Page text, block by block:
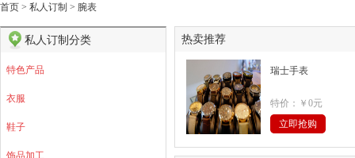
首页 > 私人订制 > 腕表
私人订制分类
特色产品
衣服
鞋子
饰品加工
热卖推荐
瑞士手表
特价： ￥0元
立即抢购